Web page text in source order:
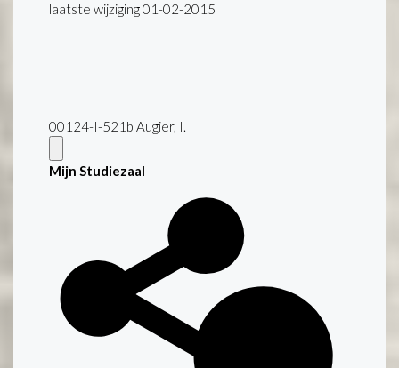
laatste wijziging 01-02-2015
00124-I-521b Augier, I.
Mijn Studiezaal